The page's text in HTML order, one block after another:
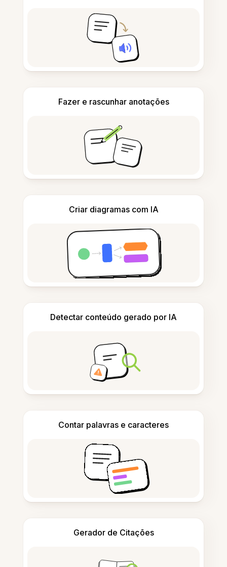
Fazer e rascunhar anotações
Criar diagramas com IA
Detectar conteúdo gerado por IA
Contar palavras e caracteres
Gerador de Citações